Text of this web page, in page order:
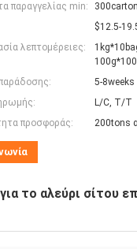
παραγγελίας min:
$12.5-
λεπτομέρειες:
5-8weeks
L/C, T/T
προσφοράς:
200tons
το αλεύρι σίτου